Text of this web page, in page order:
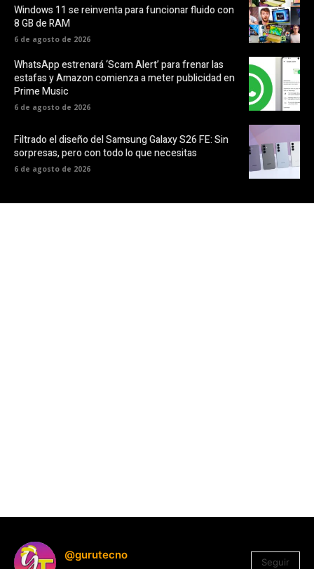
Windows 11 se reinventa para funcionar fluido con
8 GB de RAM
6 de agosto de 2026
WhatsApp estrenará ‘Scam Alert’ para frenar las
estafas y Amazon comienza a meter publicidad en
Prime Music
6 de agosto de 2026
Filtrado el diseño del Samsung Galaxy S26 FE: Sin
sorpresas, pero con todo lo que necesitas
6 de agosto de 2026
@gurutecno
Seguir